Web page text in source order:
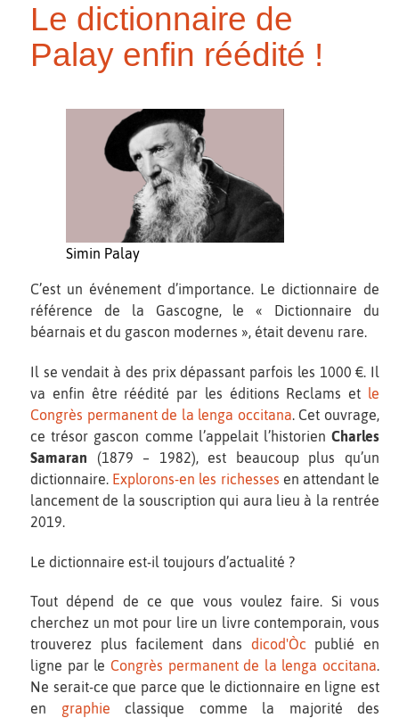
Le dictionnaire de
Palay enfin réédité !
Simin Palay
C’est un événement d’importance. Le dictionnaire de
référence de la Gascogne, le « Dictionnaire du
béarnais et du gascon modernes », était devenu rare.
Il se vendait à des prix dépassant parfois les 1000 €. Il
va enfin être réédité par les éditions Reclams et le
Congrès permanent de la lenga occitana. Cet ouvrage,
ce trésor gascon comme l’appelait l’historien Charles
Samaran (1879 – 1982), est beaucoup plus qu’un
dictionnaire. Explorons-en les richesses en attendant le
lancement de la souscription qui aura lieu à la rentrée
2019.
Le dictionnaire est-il toujours d’actualité ?
Tout dépend de ce que vous voulez faire. Si vous
cherchez un mot pour lire un livre contemporain, vous
trouverez plus facilement dans dicod'Òc publié en
ligne par le Congrès permanent de la lenga occitana.
Ne serait-ce que parce que le dictionnaire en ligne est
en graphie classique comme la majorité des